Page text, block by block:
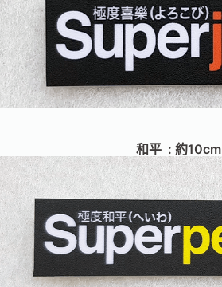
和平 : 約10cm